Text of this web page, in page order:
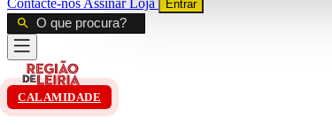
Entrar
CALAMIDADE